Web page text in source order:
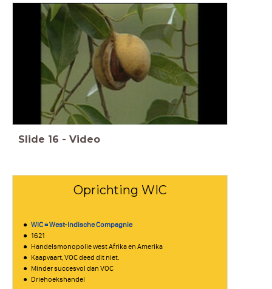
Slide 16 - Video
Oprichting WIC
WIC = West-Indische Compagnie
1621
Handelsmonopolie west Afrika en Amerika
Kaapvaart, VOC deed dit niet.
Minder succesvol dan VOC
Driehoekshandel